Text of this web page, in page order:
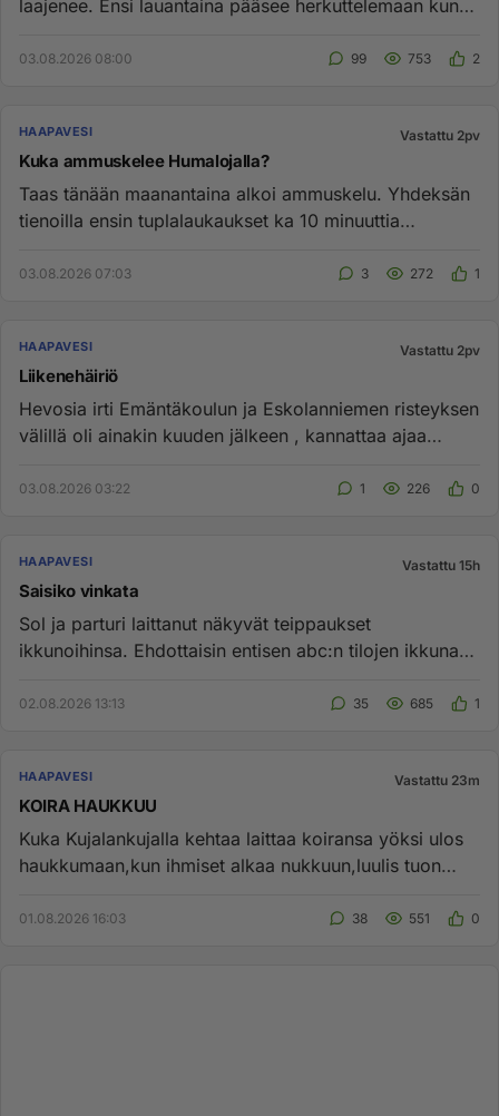
laajenee. Ensi lauantaina pääsee herkuttelemaan kun
03.08.2026 08:00 99 753 2
HAAPAVESI Vastattu 2pv
Kuka ammuskelee Humalojalla?
Taas tänään maanantaina alkoi ammuskelu. Yhdeksän
tienoilla ensin tuplalaukaukset ka 10 minuuttia
03.08.2026 07:03 3 272 1
HAAPAVESI Vastattu 2pv
Liikenehäiriö
Hevosia irti Emäntäkoulun ja Eskolanniemen risteyksen
välillä oli ainakin kuuden jälkeen , kannattaa ajaa
03.08.2026 03:22 1 226 0
HAAPAVESI Vastattu 15h
Saisiko vinkata
Sol ja parturi laittanut näkyvät teippaukset
ikkunoihinsa. Ehdottaisin entisen abc:n tilojen ikkunaan
02.08.2026 13:13 35 685 1
HAAPAVESI Vastattu 23m
KOIRA HAUKKUU
Kuka Kujalankujalla kehtaa laittaa koiransa yöksi ulos
haukkumaan,kun ihmiset alkaa nukkuun,luulis tuon
01.08.2026 16:03 38 551 0